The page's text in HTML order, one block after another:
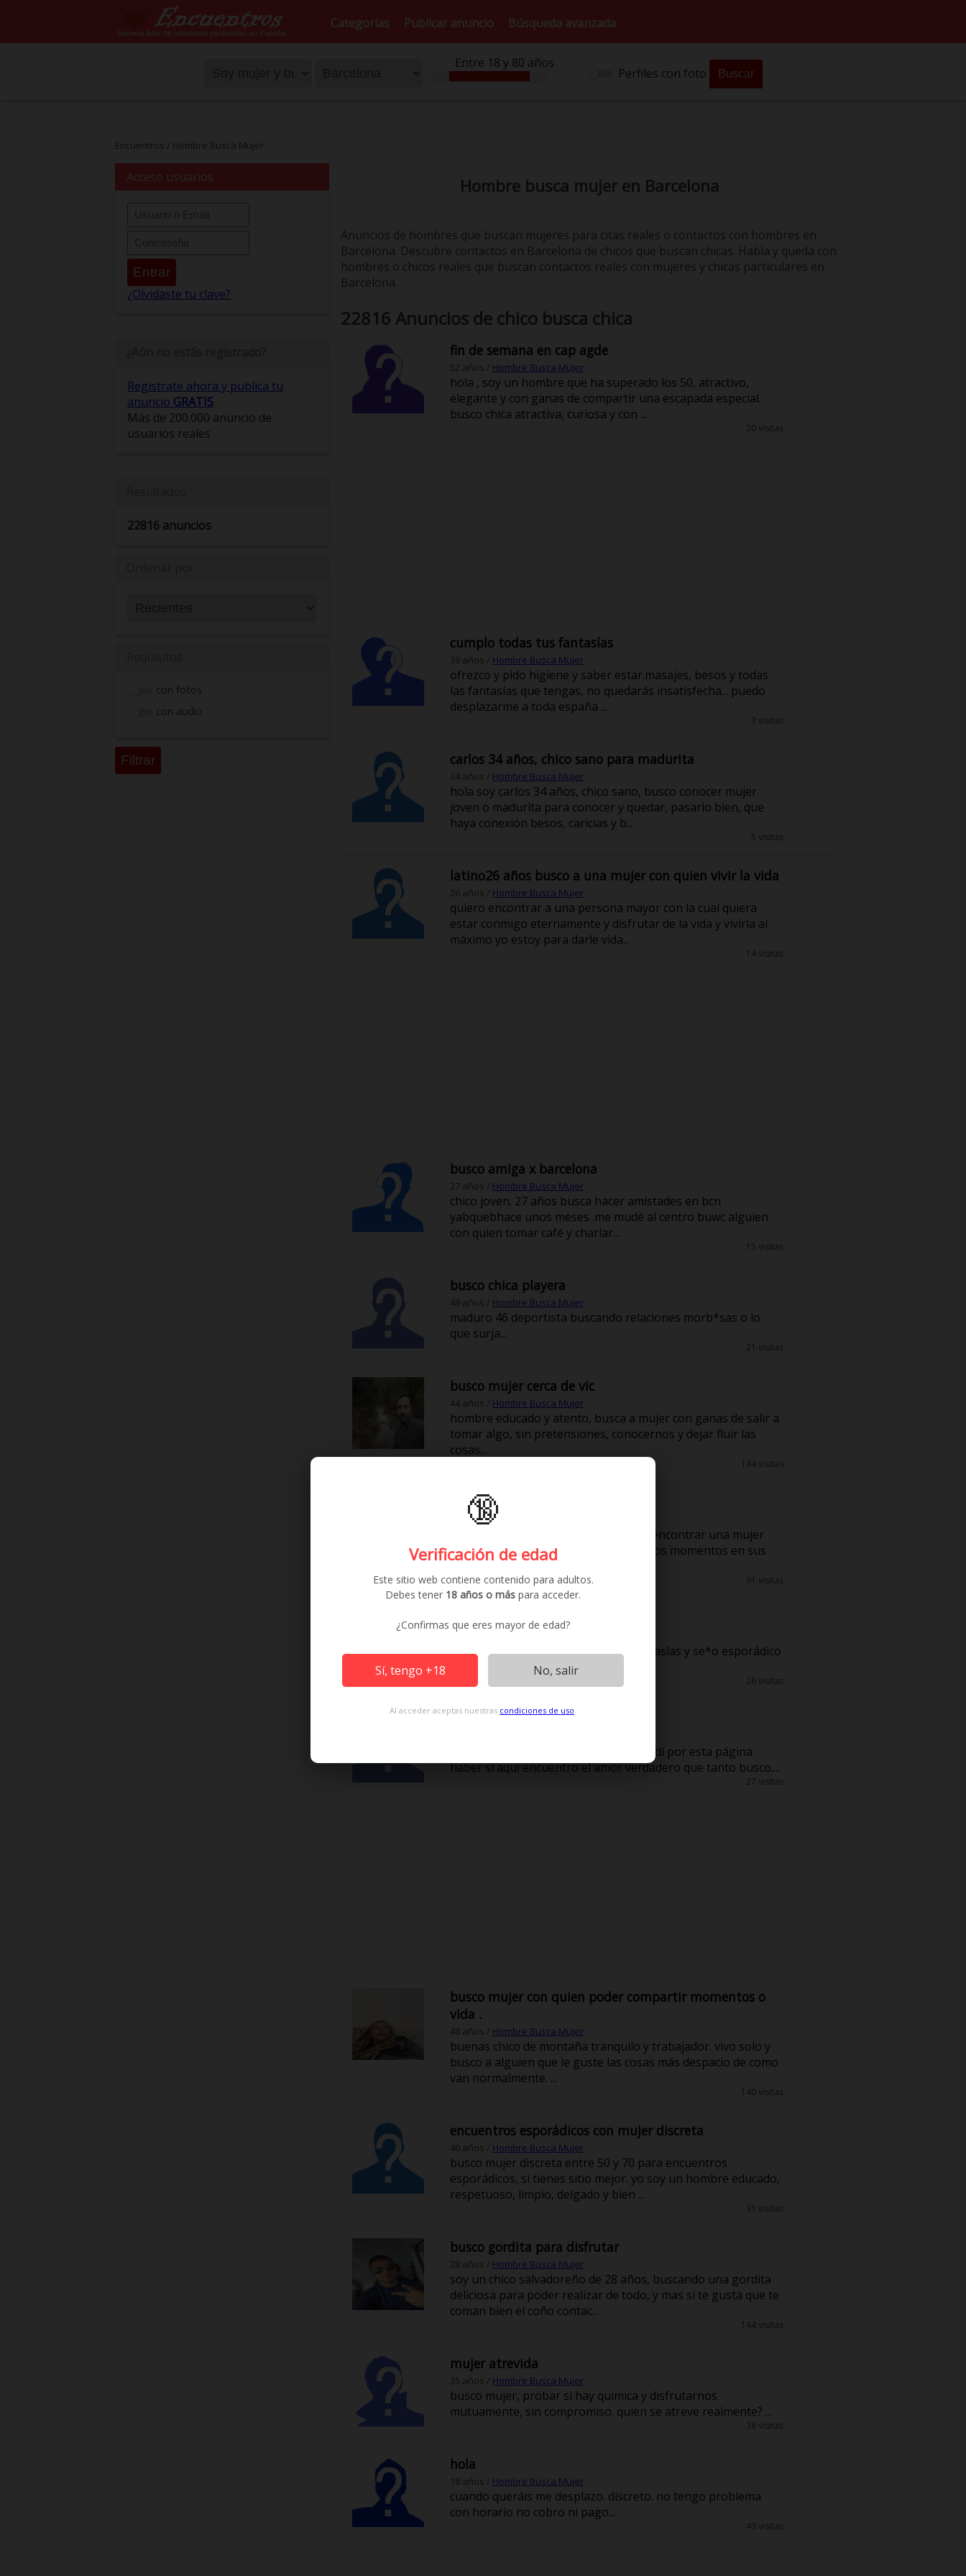
Categorías Publicar anuncio Búsqueda avanzada
Entre 18 y 80 años
Perfiles con foto Buscar
Encuentros / Hombre Busca Mujer
Acceso usuarios
Entrar
¿Olvidaste tu clave?
Registrate ahora y publica tu
anuncio GRATIS
Más de 200.000 anuncio de
usuarios reales
22816 anuncios
con fotos
con audio
Filtrar
Hombre busca mujer en Barcelona
Anuncios de hombres que buscan mujeres para citas reales o contactos con hombres en
Barcelona. Descubre contactos en Barcelona de chicos que buscan chicas. Habla y queda con
hombres o chicos reales que buscan contactos reales con mujeres y chicas particulares en
Barcelona.
22816 Anuncios de chico busca chica
fin de semana en cap agde
52 años / Hombre Busca Mujer
hola , soy un hombre que ha superado los 50, atractivo,
elegante y con ganas de compartir una escapada especial.
busco chica atractiva, curiosa y con ...
20 visitas
cumplo todas tus fantasías
39 años / Hombre Busca Mujer
ofrezco y pido higiene y saber estar.masajes, besos y todas
las fantasías que tengas, no quedarás insatisfecha... puedo
desplazarme a toda españa ...
3 visitas
carlos 34 años, chico sano para madurita
34 años / Hombre Busca Mujer
hola soy carlos 34 años, chico sano, busco conocer mujer
joven o madurita para conocer y quedar, pasarlo bien, que
haya conexión besos, caricias y b...
5 visitas
latino26 años busco a una mujer con quien vivir la vida
26 años / Hombre Busca Mujer
quiero encontrar a una persona mayor con la cual quiera
estar conmigo eternamente y disfrutar de la vida y vivirla al
máximo yo estoy para darle vida...
14 visitas
busco amiga x barcelona
27 años / Hombre Busca Mujer
chico joven. 27 años busca hacer amistades en bcn
yabquebhace unos meses .me mudé al centro buwc alguien
con quien tomar café y charlar...
15 visitas
busco chica playera
48 años / Hombre Busca Mujer
maduro 46 deportista buscando relaciones morb*sas o lo
que surja...
21 visitas
busco mujer cerca de vic
44 años / Hombre Busca Mujer
hombre educado y atento, busca a mujer con ganas de salir a
tomar algo, sin pretensiones, conocernos y dejar fluir las
cosas...
144 visitas
relación de compañía
52 años /Hombre Busca Mujer
hola soy javier 52 años y me gustaría encontrar una mujer
que esté de acuerdo para pasar algunos momentos en sus
91 visitas
kasado
52 años / Hombre Busca Mujer
soy hombre casado con ganas de fantasías y se*o esporádico
26 visitas
busco el amor
busco el amor despues de tiempo decidí por esta página
haber si aqui encuentro el amor verdadero que tanto busco....
27 visitas
busco mujer con quien poder compartir momentos o
vida .
48 años / Hombre Busca Mujer
buenas chico de montaña tranquilo y trabajador. vivo solo y
busco a alguien que le guste las cosas más despacio de como
van normalmente. ...
140 visitas
encuentros esporádicos con mujer discreta
40 años / Hombre Busca Mujer
busco mujer discreta entre 50 y 70 para encuentros
esporádicos, si tienes sitio mejor. yo soy un hombre educado,
respetuoso, limpio, delgado y bien ...
31 visitas
busco gordita para disfrutar
28 años / Hombre Busca Mujer
soy un chico salvadoreño de 28 años, buscando una gordita
deliciosa para poder realizar de todo, y mas si te gusta que te
coman bien el coño contac...
144 visitas
mujer atrevida
35 años / Hombre Busca Mujer
busco mujer, probar si hay quimica y disfrutarnos
mutuamente, sin compromiso. quien se atreve realmente? ...
38 visitas
hola
18 años / Hombre Busca Mujer
cuando queráis me desplazo. discreto. no tengo problema
con horario no cobro ni pago...
49 visitas
🔞
Verificación de edad
Este sitio web contiene contenido para adultos.
Debes tener 18 años o más para acceder.
¿Confirmas que eres mayor de edad?
Sí, tengo +18 No, salir
Al acceder aceptas nuestras condiciones de uso.